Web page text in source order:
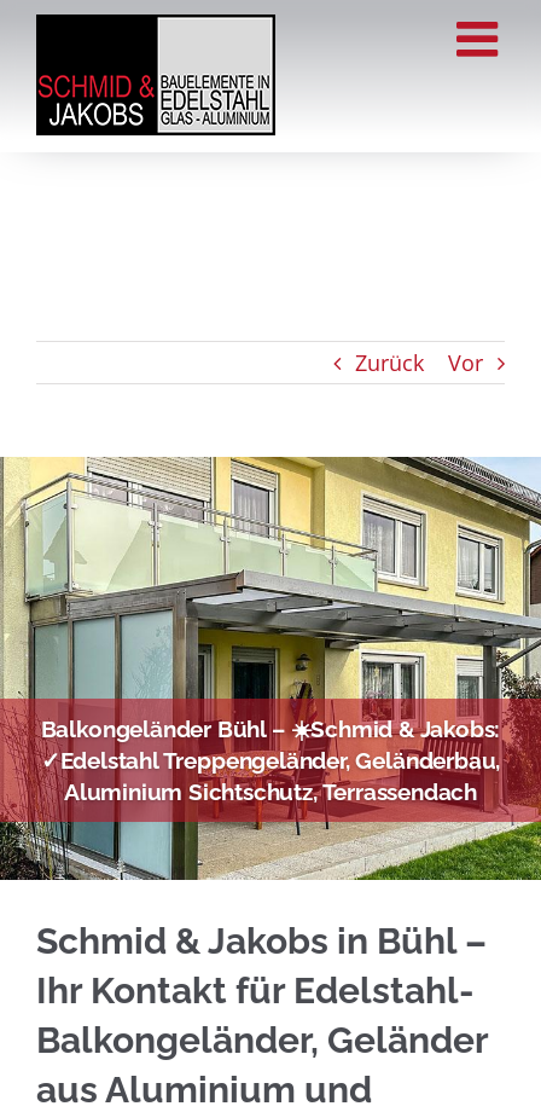
Zum
springen
Zurück Vor
Balkongeländer Bühl – ☀️Schmid & Jakobs:
✓Edelstahl Treppengeländer, Geländerbau,
Aluminium Sichtschutz, Terrassendach
Schmid & Jakobs in Bühl –
Ihr Kontakt für Edelstahl-
Balkongeländer, Geländer
aus Aluminium und